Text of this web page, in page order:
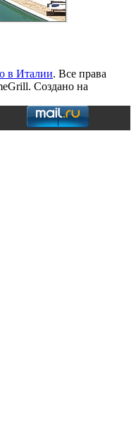
в Италии. Все права
Создано на